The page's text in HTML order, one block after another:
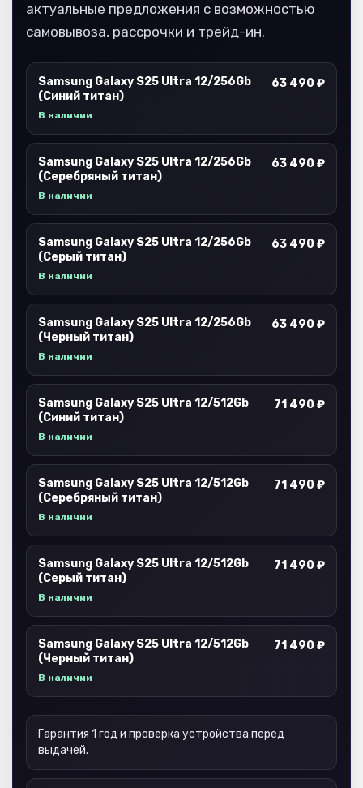
актуальные предложения с возможностью
самовывоза, рассрочки и трейд-ин.
Samsung Galaxy S25 Ultra 12/256Gb
(Синий титан)
В наличии
63 490 ₽
Samsung Galaxy S25 Ultra 12/256Gb
(Серебряный титан)
В наличии
63 490 ₽
Samsung Galaxy S25 Ultra 12/256Gb
(Серый титан)
В наличии
63 490 ₽
Samsung Galaxy S25 Ultra 12/256Gb
(Черный титан)
В наличии
63 490 ₽
Samsung Galaxy S25 Ultra 12/512Gb
(Синий титан)
В наличии
71 490 ₽
Samsung Galaxy S25 Ultra 12/512Gb
(Серебряный титан)
В наличии
71 490 ₽
Samsung Galaxy S25 Ultra 12/512Gb
(Серый титан)
В наличии
71 490 ₽
Samsung Galaxy S25 Ultra 12/512Gb
(Черный титан)
В наличии
71 490 ₽
Гарантия 1 год и проверка устройства перед
выдачей.